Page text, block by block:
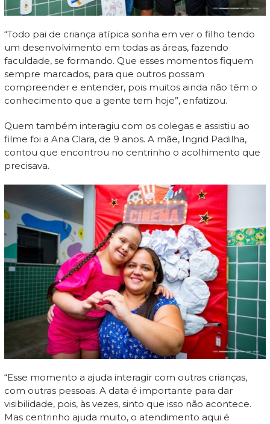
“Todo pai de criança atípica sonha em ver o filho tendo
um desenvolvimento em todas as áreas, fazendo
faculdade, se formando. Que esses momentos fiquem
sempre marcados, para que outros possam
compreender e entender, pois muitos ainda não têm o
conhecimento que a gente tem hoje”, enfatizou.
Quem também interagiu com os colegas e assistiu ao
filme foi a Ana Clara, de 9 anos. A mãe, Ingrid Padilha,
contou que encontrou no centrinho o acolhimento que
precisava.
“Esse momento a ajuda interagir com outras crianças,
com outras pessoas. A data é importante para dar
visibilidade, pois, às vezes, sinto que isso não acontece.
Mas centrinho ajuda muito, o atendimento aqui é